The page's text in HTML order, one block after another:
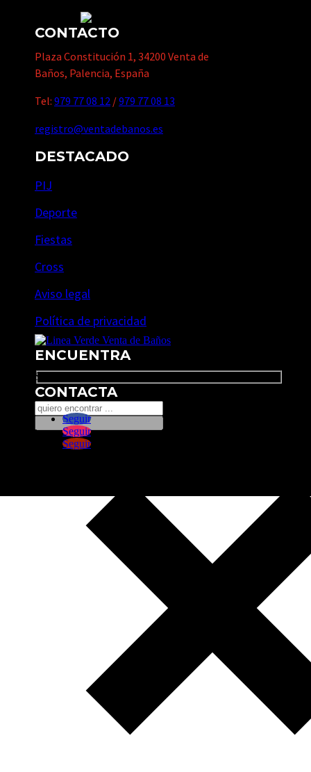
CONTACTO
Plaza Constitución 1, 34200 Venta de
Baños, Palencia, España
Tel: 979 77 08 12 /979 77 08 13
registro@ventadebanos.es
DESTACADO
PIJ
Deporte
Fiestas
Cross
Aviso legal
Política de privacidad
ENCUENTRA
Search
CONTACTA
Seguir
Seguir
Seguir